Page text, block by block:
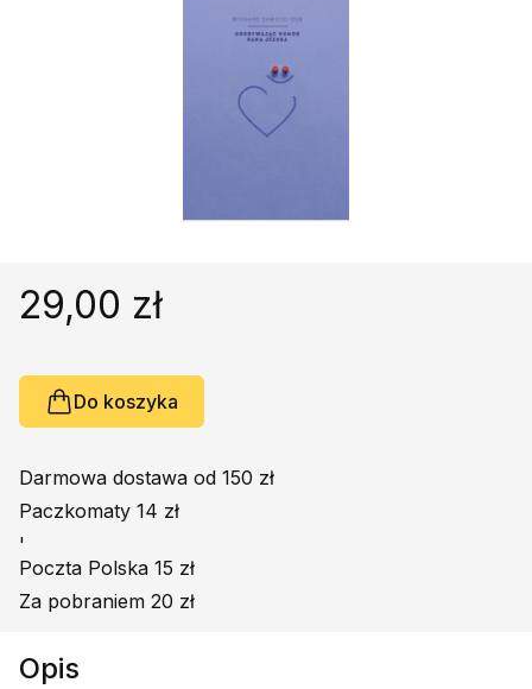
Promocja
29,00 zł
Do koszyka
Darmowa dostawa od 150 zł
Paczkomaty 14 zł
'
Poczta Polska 15 zł
Za pobraniem 20 zł
Opis